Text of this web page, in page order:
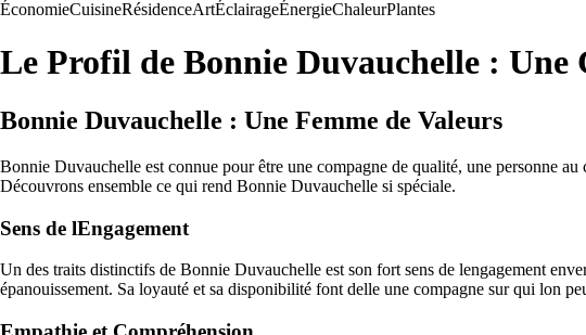
ÉconomieCuisineRésidenceArtÉclairageÉnergieChaleurPlantes
Le Profil de Bonnie Duvauchelle : Une
Bonnie Duvauchelle : Une Femme de Valeurs
Bonnie Duvauchelle est connue pour être une compagne de qualité, une personne
Découvrons ensemble ce qui rend Bonnie Duvauchelle si spéciale.
Sens de lEngagement
Un des traits distinctifs de Bonnie Duvauchelle est son fort sens de lengagement
épanouissement. Sa loyauté et sa disponibilité font delle une compagne sur qui lon